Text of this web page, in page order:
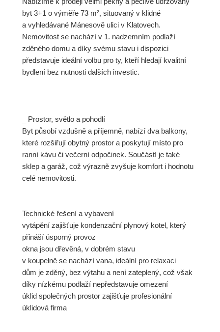
byt 3+1 o výměře 73 m², situovaný v klidné
a vyhledávané Mánesově ulici v Klatovech.
Nemovitost se nachází v 1. nadzemním podlaží
zděného domu a díky svému stavu i dispozici
představuje ideální volbu pro ty, kteří hledají kvalitní
bydlení bez nutnosti dalších investic.
_ Prostor, světlo a pohodlí
Byt působí vzdušně a příjemně, nabízí dva balkony,
které rozšiřují obytný prostor a poskytují místo pro
ranní kávu či večerní odpočinek. Součástí je také
sklep a garáž, což výrazně zvyšuje komfort i hodnotu
celé nemovitosti.
Technické řešení a vybavení
vytápění zajišťuje kondenzační plynový kotel, který
přináší úsporný provoz
okna jsou dřevěná, v dobrém stavu
v koupelně se nachází vana, ideální pro relaxaci
dům je zděný, bez výtahu a není zateplený, což však
díky nízkému podlaží nepředstavuje omezení
úklid společných prostor zajišťuje profesionální
úklidová firma